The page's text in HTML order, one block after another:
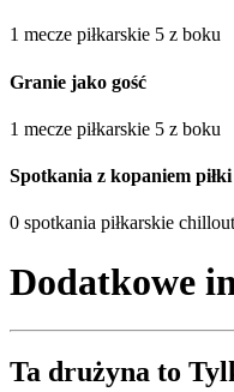
1 mecze piłkarskie 5 z boku
Granie jako gość
1 mecze piłkarskie 5 z boku
Spotkania z kopaniem
0 spotkania piłkarskie chillout
Dodatkowe
Ta drużyna to